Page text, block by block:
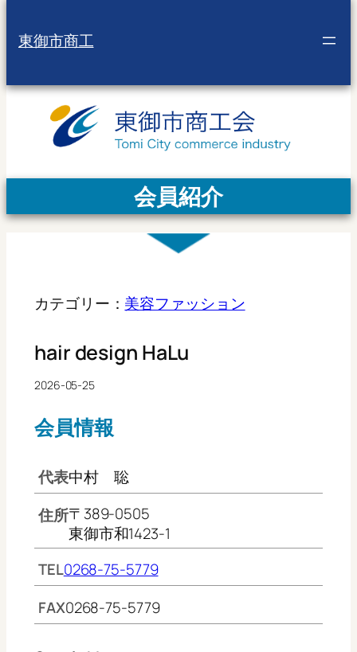
東御市商工
会員紹介
カテゴリー： 美容ファッション
hair design HaLu
2026-05-25
会員情報
代表中村 聡
住所〒389-0505
東御市和1423-1
TEL0268-75-5779
FAX0268-75-5779